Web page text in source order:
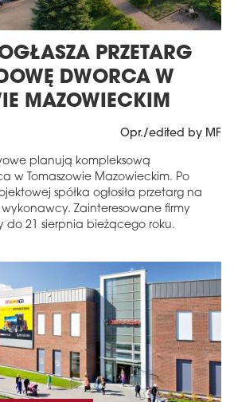
PRZETARG
DWORCA W
MAZOWIECKIM
Opr./edited by MF
planują kompleksową
w Tomaszowie Mazowieckim. Po
spółka ogłosiła przetarg na
Zainteresowane firmy
do 21 sierpnia bieżącego roku.